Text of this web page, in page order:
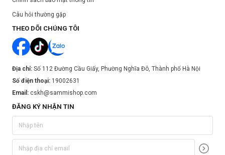
Câu hỏi thường gặp
THEO DÕI CHÚNG TÔI
Địa chỉ: Số 112 Đường Cầu Giấy, Phường Nghĩa Đô, Thành phố Hà Nội
Số điện thoại: 19002631
Email: cskh@sammishop.com
ĐĂNG KÝ NHẬN TIN